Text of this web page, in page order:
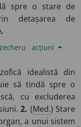
spre o stare de
detașarea de
acțiuni
idealistă din
să tindă spre o
cu excluderea
2. (Med.) Stare
a unui sistem